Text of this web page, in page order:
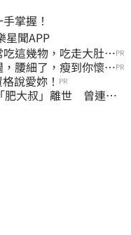
掌握！
載娛樂星聞APP
這幾物，吃走大肚
PR
腰細了，瘦到你懷疑PR
說愛妳！ PR
肥大叔」離世 曾連播